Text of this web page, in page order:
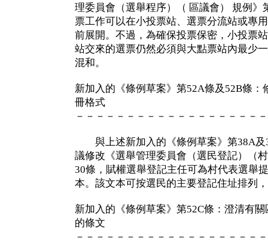
理委員會（選舉程序）（ 區議會） 規例》
票工作可以在小投票站、選票分流站或專
前展開。不過，為確保投票保密，小投票
站交來的選票仍然必須與大點票站內最少
混和。
新加入的《條例草案》第52A條及52B條：
冊格式
－－－－－－－－－－－－－－－－－－
與上述新加入的《條例草案》第38A及
議修改《選舉管理委員會（選民登記）（
30條，賦權選舉登記主任可為村代表選舉
本。該文本可按選民的主要登記住址排列
新加入的《條例草案》第52C條：澄清有
的條文
－－－－－－－－－－－－－－－－－－